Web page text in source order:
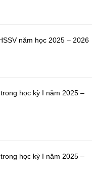
năm học 2025 – 2026
học kỳ I năm 2025 –
học kỳ I năm 2025 –